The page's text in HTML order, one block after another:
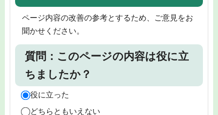
ページ内容の改善の参考とするため、ご意見をお
聞かせください。
質問：このページの内容は役に立
ちましたか？
役に立った
どちらともいえない